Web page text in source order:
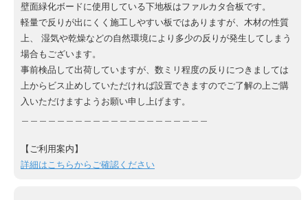
壁面緑化ボードに使用している下地板はファルカタ合板です。
軽量で反りが出にくく施工しやすい板ではありますが、木材の性質
上、 湿気や乾燥などの自然環境により多少の反りが発生してしまう
場合もございます。
事前検品して出荷していますが、数ミリ程度の反りにつきましては
上からビス止めしていただければ設置できますのでご了解の上ご購
入いただけますようお願い申し上げます。
【ご利用案内】
詳細はこちらからご確認ください